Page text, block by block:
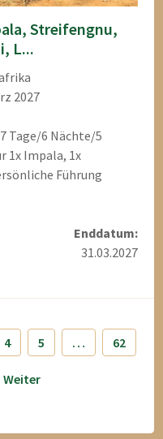
Streifengnu,
L...
2027
Tage/6 Nächte/5
1x Impala, 1x
Führung
Enddatum:
31.03.2027
4 5 … 62
Weiter